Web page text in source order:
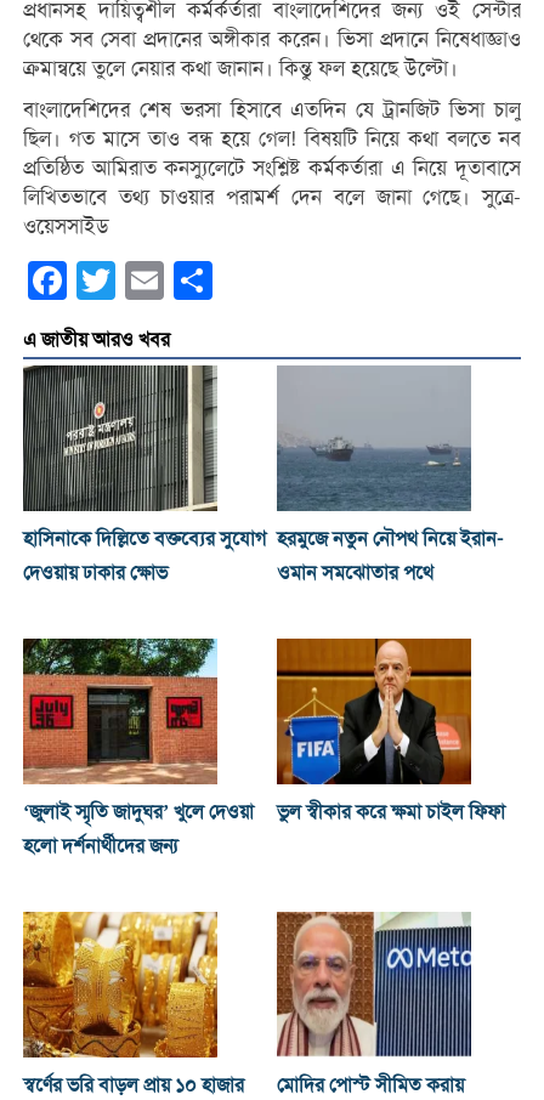
প্রধানসহ দায়িত্বশীল কর্মর্কর্তারা বাংলাদেশিদের জন্য ওই সেন্টার
থেকে সব সেবা প্রদানের অঙ্গীকার করেন। ভিসা প্রদানে নিষেধাজ্ঞাও
ক্রমান্বয়ে তুলে নেয়ার কথা জানান। কিন্তু ফল হয়েছে উল্টো।
বাংলাদেশিদের শেষ ভরসা হিসাবে এতদিন যে ট্রানজিট ভিসা চালু
ছিল। গত মাসে তাও বন্ধ হয়ে গেল! বিষয়টি নিয়ে কথা বলতে নব
প্রতিষ্ঠিত আমিরাত কনস্যুলেটে সংশ্লিষ্ট কর্মকর্তারা এ নিয়ে দূতাবাসে
লিখিতভাবে তথ্য চাওয়ার পরামর্শ দেন বলে জানা গেছে। সুত্রে-
ওয়েসসাইড
Facebook
Twitter Email
এ জাতীয় আরও খবর
হাসিনাকে দিল্লিতে বক্তব্যের সুযোগ
দেওয়ায় ঢাকার ক্ষোভ
হরমুজে নতুন নৌপথ নিয়ে ইরান-
ওমান সমঝোতার পথে
‘জুলাই স্মৃতি জাদুঘর’ খুলে দেওয়া
হলো দর্শনার্থীদের জন্য
ভুল স্বীকার করে ক্ষমা চাইল ফিফা
স্বর্ণের ভরি বাড়ল প্রায় ১০ হাজার
মোদির পোস্ট সীমিত করায়